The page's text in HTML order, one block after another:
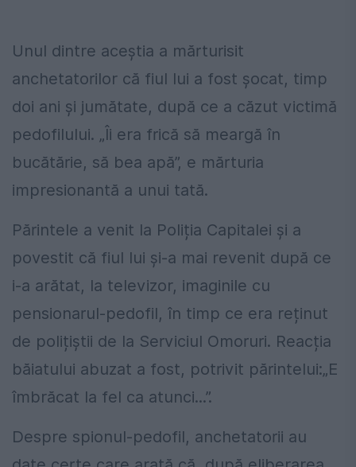
Unul dintre aceștia a mărturisit
anchetatorilor că fiul lui a fost șocat, timp
doi ani și jumătate, după ce a căzut victimă
pedofilului. „Îi era frică să meargă în
bucătărie, să bea apă”, e mărturia
impresionantă a unui tată.
Părintele a venit la Poliția Capitalei și a
povestit că fiul lui și-a mai revenit după ce
i-a arătat, la televizor, imaginile cu
pensionarul-pedofil, în timp ce era reținut
de polițiștii de la Serviciul Omoruri. Reacția
băiatului abuzat a fost, potrivit părintelui:„E
îmbrăcat la fel ca atunci...”.
Despre spionul-pedofil, anchetatorii au